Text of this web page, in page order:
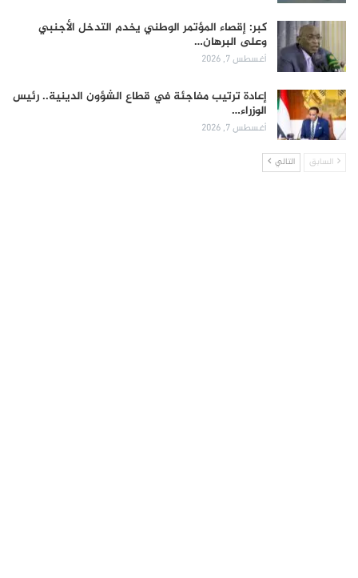
كبر: إقصاء المؤتمر الوطني يخدم التدخل الأجنبي
وعلى البرهان…
أغسطس 7, 2026
إعادة ترتيب مفاجئة في قطاع الشؤون الدينية.. رئيس
الوزراء…
أغسطس 7, 2026
السابق التالي